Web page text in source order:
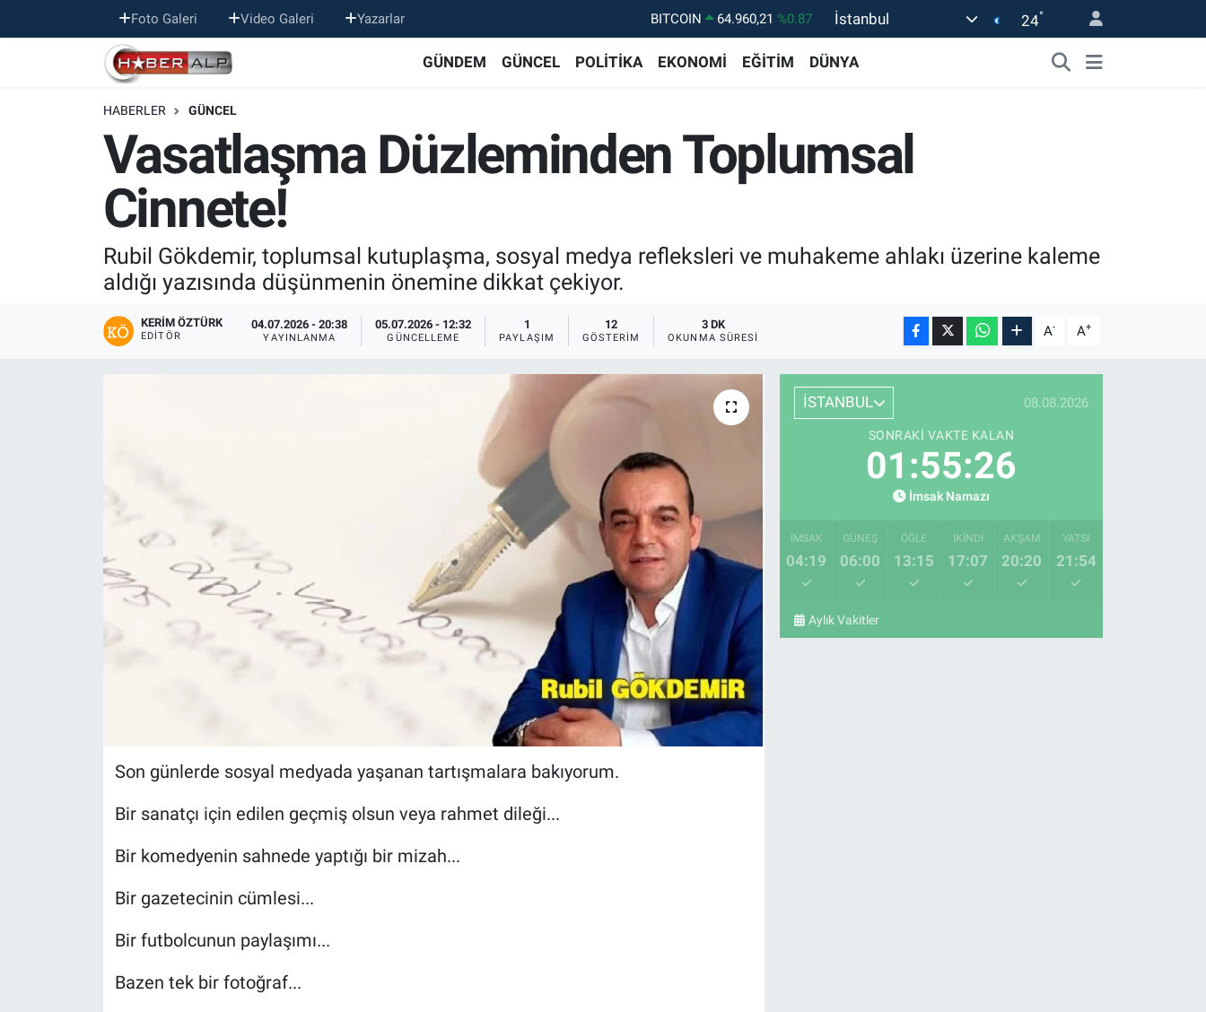
Foto Galeri Video Galeri Yazarlar DOLAR 47,7436 %0.18
EURO
55,2510 %0.32
BİST100
13.779 %-14
İstanbul 24°
GÜNDEM GÜNCEL POLİTİKA EKONOMİ EĞİTİM DÜNYA
HABERLER GÜNCEL
Vasatlaşma Düzleminden Toplumsal
Cinnete!
Rubil Gökdemir, toplumsal kutuplaşma, sosyal medya refleksleri ve muhakeme ahlakı üzerine kaleme
aldığı yazısında düşünmenin önemine dikkat çekiyor.
KERIM ÖZTÜRK
EDITÖR
04.07.2026 - 20:38
YAYINLANMA
05.07.2026 - 12:32
GÜNCELLEME
1
PAYLAŞIM
12
GÖSTERIM
3 DK
OKUNMA SÜRESI A- A+
Son günlerde sosyal medyada yaşanan tartışmalara bakıyorum.
Bir sanatçı için edilen geçmiş olsun veya rahmet dileği...
Bir komedyenin sahnede yaptığı bir mizah...
Bir gazetecinin cümlesi...
Bir futbolcunun paylaşımı...
Bazen tek bir fotoğraf...
İSTANBUL 08.08.2026
SONRAKI VAKTE KALAN
01:55:25
İmsak Namazı
İMSAK
04:19
GÜNEŞ
06:00
ÖĞLE
13:15
İKINDI
17:07
AKŞAM
20:20
YATSI
21:54
Aylık Vakitler
Nöbetçi Eczaneler
Hava Durumu
Trafik Durumu
Süper Lig Puan Durumu ve Fikstür
Tüm Manşetler
Son Dakika Haberleri
Haber Arşivi